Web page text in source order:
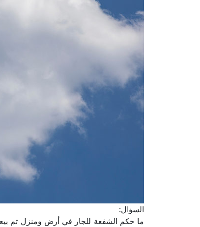
السؤال:
ما حكم الشفعة للجار في أرض ومنزل تم